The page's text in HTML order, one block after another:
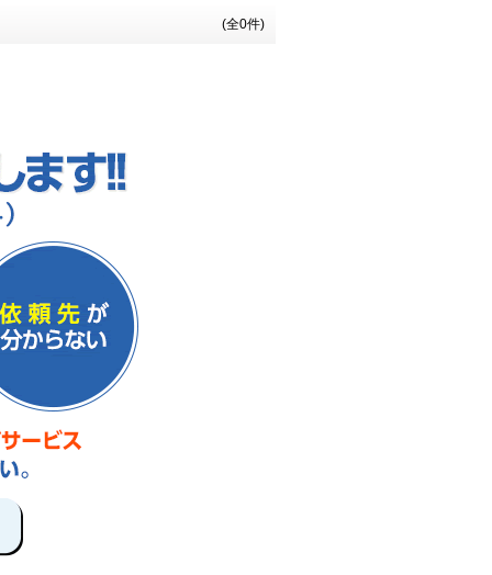
(全0件)